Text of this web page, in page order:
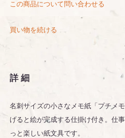
この商品について問い合わせる
買い物を続ける
詳細
名刺サイズの小さなメモ紙「プチメ
げると絵が完成する仕掛け付き。仕
っと楽しい紙文具です。